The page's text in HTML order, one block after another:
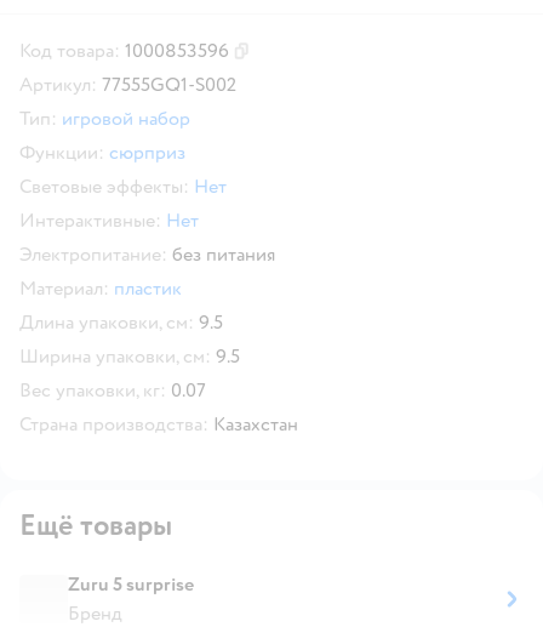
Код товара: 1000853596
Артикул: 77555GQ1-S002
Тип: игровой набор
Функции: сюрприз
Световые эффекты: Нет
Интерактивные: Нет
Электропитание: без питания
Материал: пластик
Длина упаковки, см: 9.5
Ширина упаковки, см: 9.5
Вес упаковки, кг: 0.07
Страна производства: Казахстан
Ещё товары
Zuru 5 surprise
Бренд